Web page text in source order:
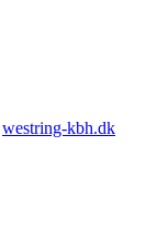
westring-kbh.dk